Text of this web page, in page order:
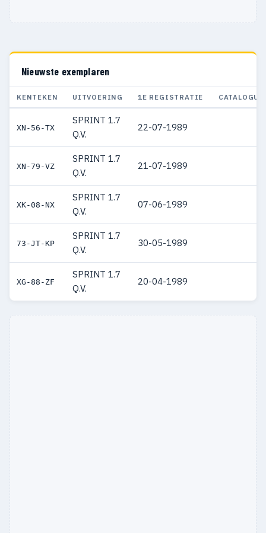
Nieuwste exemplaren
KENTEKEN UITVOERING 1E REGISTRATIE
XN-56-TX
SPRINT 1.7
Q.V.
22-07-1989
XN-79-VZ
SPRINT 1.7
Q.V.
21-07-1989
XK-08-NX
SPRINT 1.7
Q.V.
07-06-1989
73-JT-KP
SPRINT 1.7
Q.V.
30-05-1989
XG-88-ZF
SPRINT 1.7
Q.V.
20-04-1989